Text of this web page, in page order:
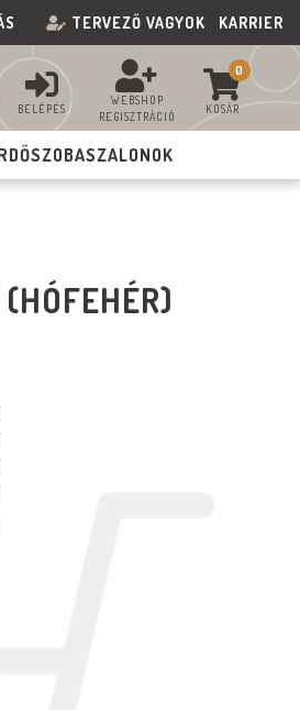
TERVEZŐ VAGYOK KARRIER
BELÉPÉS
WEBSHOP
REGISZTRÁCIÓ
0
KOSÁR